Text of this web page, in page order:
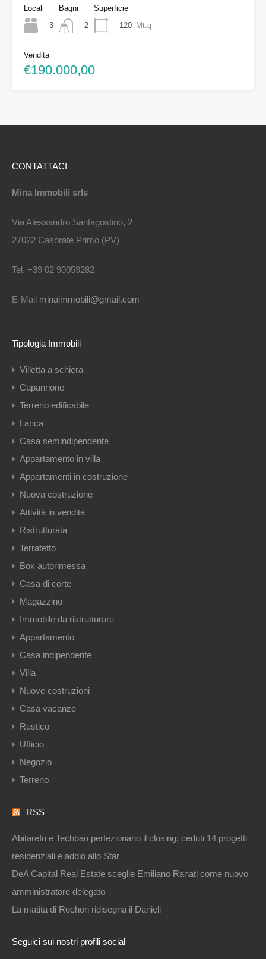
Locali
3
Bagni
2
Superficie
120 Mt.q
Vendita
€190.000,00
CONTATTACI
Mina Immobili srls
Via Alessandro Santagostino, 2
27022 Casorate Primo (PV)
Tel. +39 02 90059282
E-Mail minaimmobili@gmail.com
Tipologia Immobili
Villetta a schiera
Capannone
Terreno edificabile
Lanca
Casa semindipendente
Appartamento in villa
Appartamenti in costruzione
Nuova costruzione
Attività in vendita
Ristrutturata
Terratetto
Box autorimessa
Casa di corte
Magazzino
Immobile da ristrutturare
Appartamento
Casa indipendente
Villa
Nuove costruzioni
Casa vacanze
Rustico
Ufficio
Negozio
Terreno
RSS
AbitareIn e Techbau perfezionano il closing: ceduti 14 progetti
residenziali e addio allo Star
DeA Capital Real Estate sceglie Emiliano Ranati come nuovo
amministratore delegato
La matita di Rochon ridisegna il Danieli
Seguici sui nostri profili social